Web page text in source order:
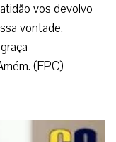
vos devolvo
vontade.
(EPC)